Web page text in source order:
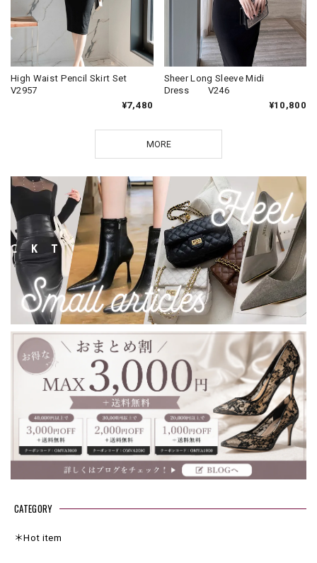
CATEGORY
＊Hot item
High Waist Pencil Skirt Set
V2957
¥7,480
Sheer Long Sleeve Midi
Dress V246
¥10,800
MORE